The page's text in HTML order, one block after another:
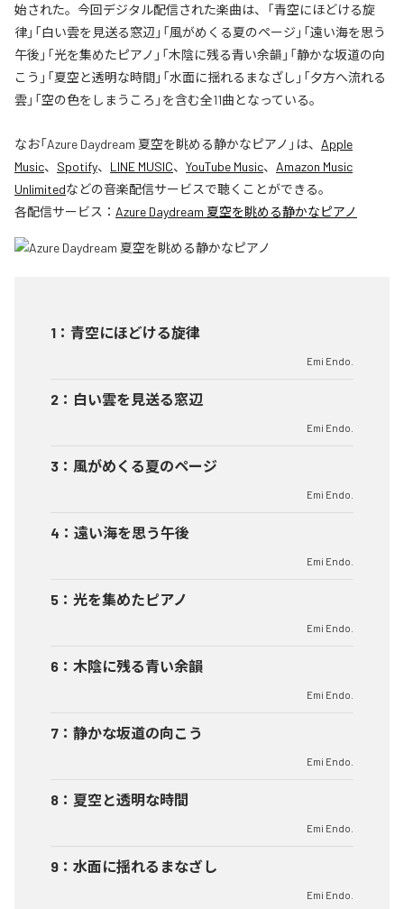
始された。今回デジタル配信された楽曲は、「青空にほどける旋
律」「白い雲を見送る窓辺」「風がめくる夏のページ」「遠い海を思う
午後」「光を集めたピアノ」「木陰に残る青い余韻」「静かな坂道の向
こう」「夏空と透明な時間」「水面に揺れるまなざし」「夕方へ流れる
雲」「空の色をしまうころ」を含む全11曲となっている。
なお「Azure Daydream 夏空を眺める静かなピアノ 」は、 Apple
Music、 Spotify、 LINE MUSIC、 YouTube Music、 Amazon Music
Unlimitedなどの音楽配信サービスで聴くことができる。
各配信サービス： Azure Daydream 夏空を眺める静かなピアノ
1 ： 青空にほどける旋律
Emi Endo.
2 ： 白い雲を見送る窓辺
Emi Endo.
3 ： 風がめくる夏のページ
Emi Endo.
4 ： 遠い海を思う午後
Emi Endo.
5 ： 光を集めたピアノ
Emi Endo.
6 ： 木陰に残る青い余韻
Emi Endo.
7 ： 静かな坂道の向こう
Emi Endo.
8 ： 夏空と透明な時間
Emi Endo.
9 ： 水面に揺れるまなざし
Emi Endo.